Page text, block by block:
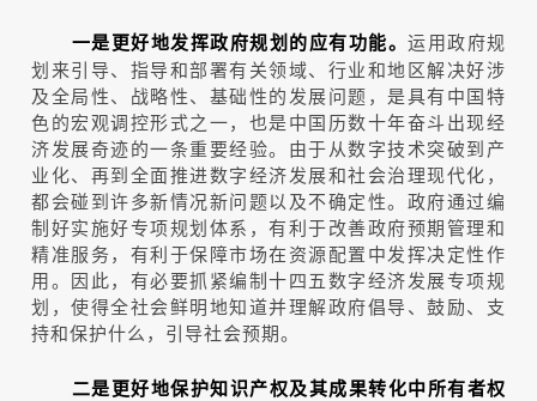
一是更好地发挥政府规划的应有功能。运用政府规
划来引导、指导和部署有关领域、行业和地区解决好涉
及全局性、战略性、基础性的发展问题，是具有中国特
色的宏观调控形式之一，也是中国历数十年奋斗出现经
济发展奇迹的一条重要经验。由于从数字技术突破到产
业化、再到全面推进数字经济发展和社会治理现代化，
都会碰到许多新情况新问题以及不确定性。政府通过编
制好实施好专项规划体系，有利于改善政府预期管理和
精准服务，有利于保障市场在资源配置中发挥决定性作
用。因此，有必要抓紧编制十四五数字经济发展专项规
划，使得全社会鲜明地知道并理解政府倡导、鼓励、支
持和保护什么，引导社会预期。
二是更好地保护知识产权及其成果转化中所有者权